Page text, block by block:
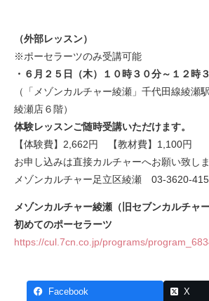
（外部レッスン）
※ポーセラーツのみ受講可能
・６月２５日（木）１０時３０分～１２時
（「メゾンカルチャー綾瀬」千代田線綾瀬
綾瀬店６階）
体験レッスンご随時受講いただけます。
【体験費】2,662円 【教材費】1,100円
お申し込みは直接カルチャーへお願い致しま
メゾンカルチャー足立区綾瀬 03-3620-
メゾンカルチャー綾瀬（旧セブンカルチャー
初めてのポーセラーツ
https://cul.7cn.co.jp/programs/
Facebook X